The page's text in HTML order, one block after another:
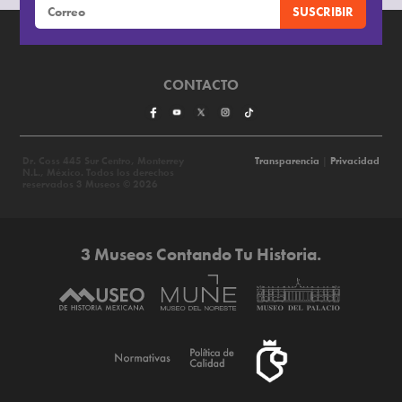
formada por la superposición de líneas y flores, es
característica de un oficio indígena que aún no asimila
los recursos técnicos del arte renacentista.
CONTACTO
Transparencia Privacidad
3 Museos Contando Tu Historia.